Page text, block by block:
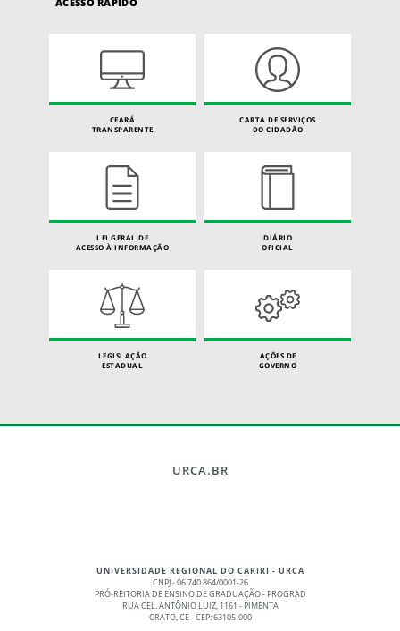
CEARÁ
TRANSPARENTE
CARTA DE SERVIÇOS
DO CIDADÃO
LEI GERAL DE
ACESSO À INFORMAÇÃO
DIÁRIO
OFICIAL
LEGISLAÇÃO
ESTADUAL
AÇÕES DE
GOVERNO
URCA.BR
UNIVERSIDADE REGIONAL DO CARIRI - URCA
CNPJ - 06.740.864/0001-26
PRÓ-REITORIA DE ENSINO DE GRADUAÇÃO - PROGRAD
RUA CEL. ANTÔNIO LUIZ, 1161 - PIMENTA
CRATO, CE - CEP: 63105-000